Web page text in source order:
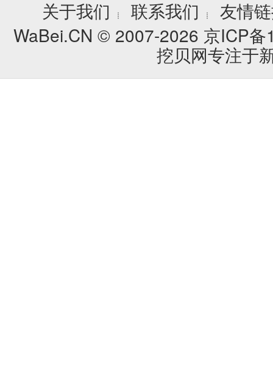
关于我们 ┊ 联系我们 ┊
友情
WaBei.CN © 2007-2026 京ICP
挖贝网专注于